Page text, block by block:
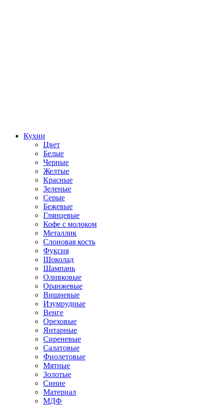
Кухни
Цвет
Белые
Черные
Желтые
Красные
Зеленые
Серые
Бежевые
Глянцевые
Кофе с молоком
Металлик
Слоновая кость
Фуксия
Шоколад
Шампань
Оливковые
Оранжевые
Вишневые
Изумрудные
Венге
Ореховые
Янтарные
Сиреневые
Салатовые
Фиолетовые
Мятные
Золотые
Синие
Материал
МДФ